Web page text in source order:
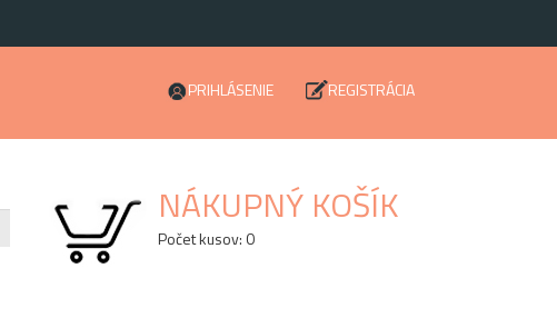
PRIHLÁSENIE REGISTRÁCIA
NÁKUPNÝ KOŠÍK
Počet kusov: 0